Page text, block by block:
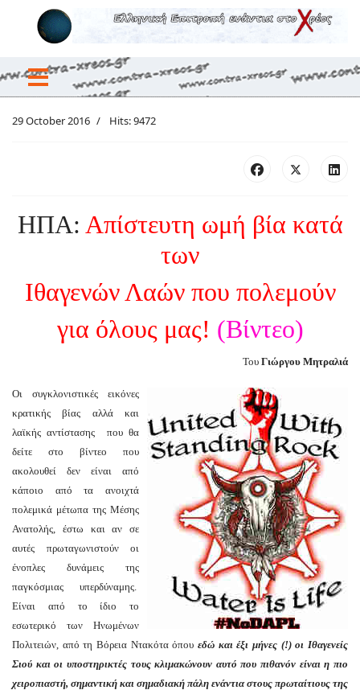
29 October 2016 Hits: 9472
ΗΠΑ: Απίστευτη ωμή βία κατά
των
Ιθαγενών Λαών που πολεμούν
για όλους μας! (Βίντεο)
Του Γιώργου Μητραλιά
Οι συγκλονιστικές εικόνες
κρατικής βίας αλλά και
λαϊκής αντίστασης που θα
δείτε στο βίντεο που
ακολουθεί δεν είναι από
κάποιο από τα ανοιχτά
πολεμικά μέτωπα της Μέσης
Ανατολής, έστω και αν σε
αυτές πρωταγωνιστούν οι
ένοπλες δυνάμεις της
παγκόσμιας υπερδύναμης.
Είναι από το ίδιο το
εσωτερικό των Ηνωμένων
Πολιτειών, από τη Βόρεια Ντακότα όπου εδώ και έξι μήνες (!) οι Ιθαγενείς
Σιού και οι υποστηρικτές τους κλιμακώνουν αυτό που πιθανόν είναι η πιο
χειροπιαστή, σημαντική και σημαδιακή πάλη ενάντια στους πρωταίτιους της